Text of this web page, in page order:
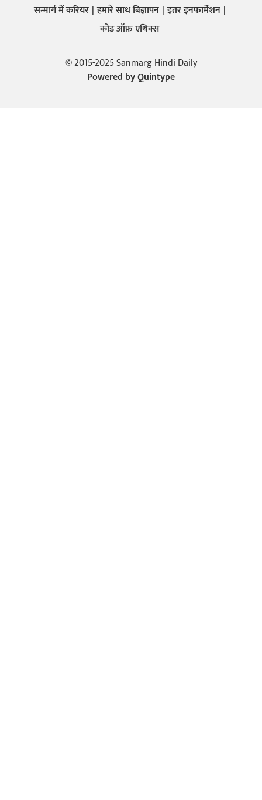
सन्मार्ग में करियर हमारे साथ बिज्ञापन इतर इनफार्मेशन
कोड ऑफ़ एथिक्स
© 2015-2025 Sanmarg Hindi Daily
Powered byQuintype